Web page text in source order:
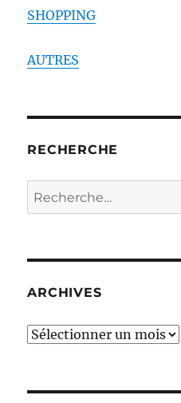
SHOPPING
AUTRES
RECHERCHE
Recherche
pour :
ARCHIVES
ARCHIVES